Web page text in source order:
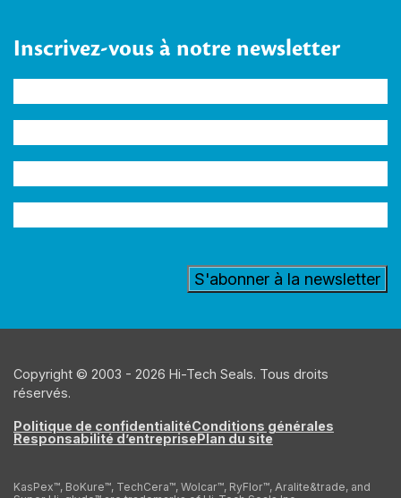
Inscrivez-vous à notre newsletter
Copyright © 2003 - 2026 Hi-Tech Seals. Tous droits
réservés.
Politique de confidentialitéConditions générales
Responsabilité d’entreprisePlan du site
KasPex™, BoKure™, TechCera™, Wolcar™, RyFlor™, Aralite&trade, and